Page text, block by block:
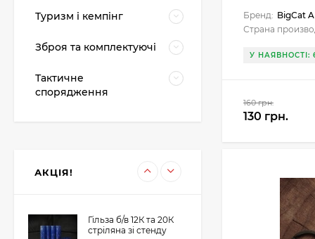
Бренд: BigCat
Страна
У НАЯВНОСТІ:
160 грн.
130 грн.
Туризм і кемпінг
Зброя та комплектуючі
Тактичне
спорядження
АКЦІЯ!
Картеч
Гільза б/в 12К та 20К
стріляна зі стенду